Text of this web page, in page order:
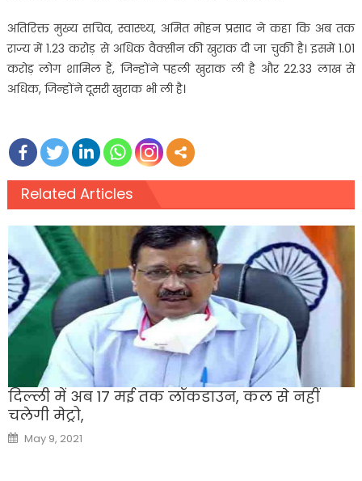
अतिरिक्त मुख्य सचिव, स्वास्थ्य, अमित मोहन प्रसाद ने कहा कि अब तक
राज्य में 1.23 करोड़ से अधिक वैक्सीन की खुराक दी जा चुकी है। इसमें 1.01
करोड़ लोग शामिल हैं, जिन्होंने पहली खुराक ली है और 22.33 लाख से
अधिक, जिन्होंने दूसरी खुराक भी ली है।
Related Articles
दिल्ली में अब 17 मई तक लॉकडाउन, कल से नहीं
चलेगी मेट्रो,
Posted
on
May 9, 2021